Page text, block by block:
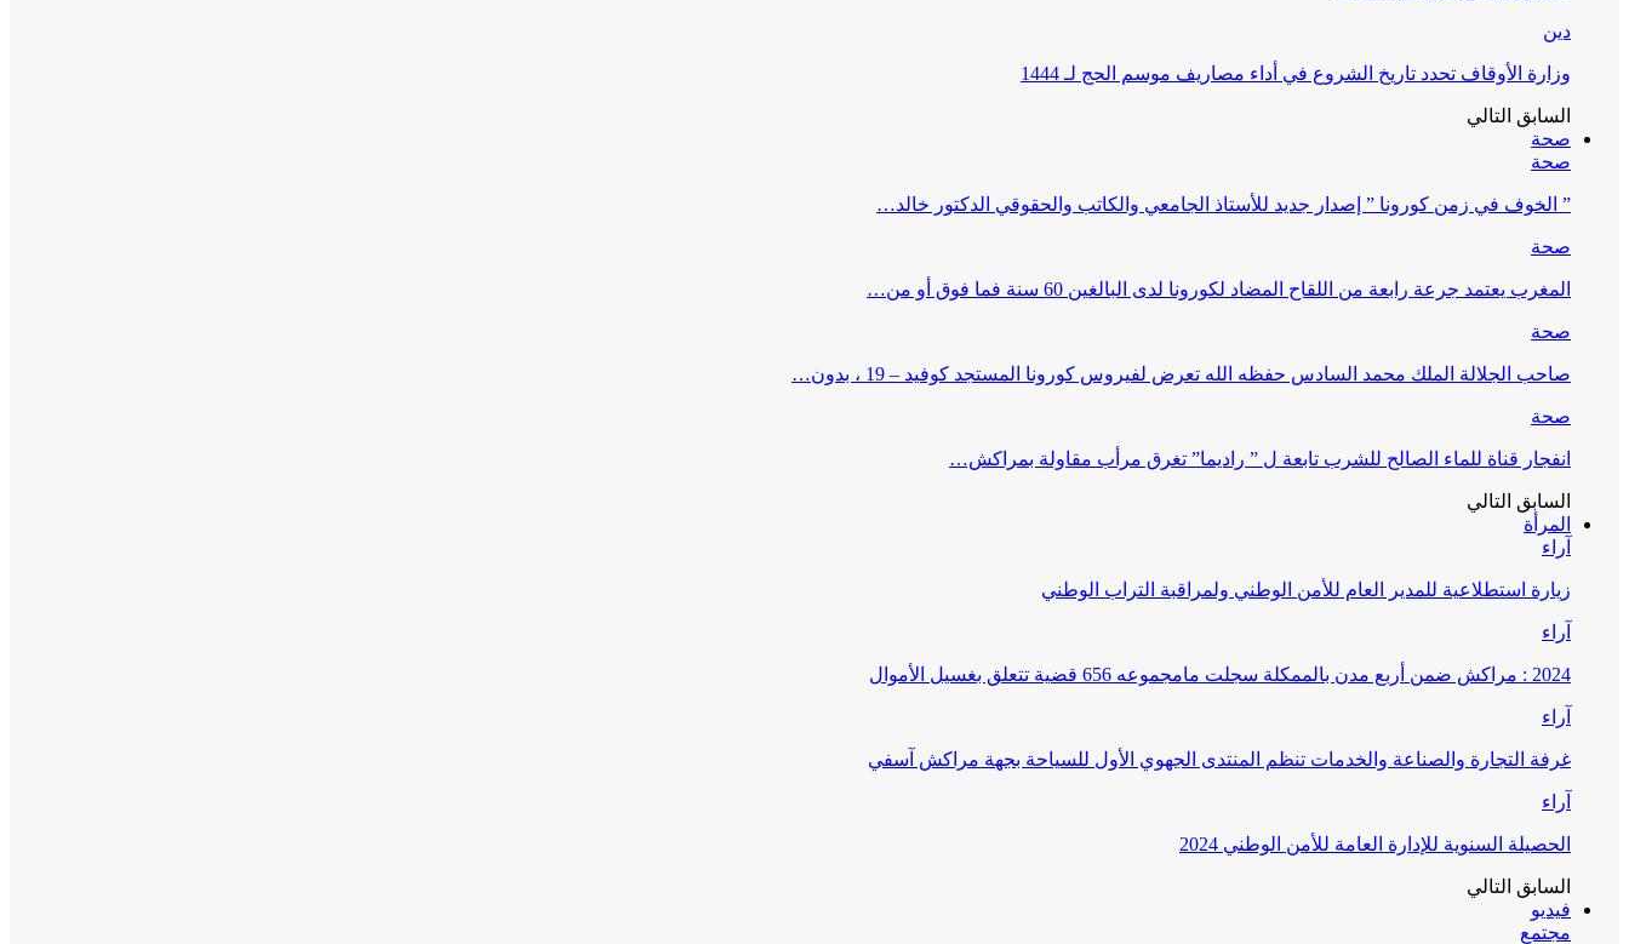
دين
وزارة الأوقاف تحدد تاريخ الشروع في أداء مصاريف موسم الحج لـ 1444
السابق التالي
صحة
صحة
” الخوف في زمن كورونا ” إصدار جديد للأستاذ الجامعي والكاتب والحقوقي الدكتور خالد…
صحة
المغرب يعتمد جرعة رابعة من اللقاح المضاد لكورونا لدى البالغين 60 سنة فما فوق أو من…
صحة
صاحب الجلالة الملك محمد السادس حفظه الله تعرض لفيروس كورونا المستجد كوفيد – 19 ، بدون…
صحة
انفجار قناة للماء الصالح للشرب تابعة ل ” راديما” تغرق مرأب مقاولة بمراكش…
السابق التالي
المرأة
آراء
زيارة استطلاعية للمدير العام للأمن الوطني ولمراقبة التراب الوطني
آراء
2024 : مراكش ضمن أربع مدن بالممكلة سجلت مامجموعه 656 قضية تتعلق بغسيل الأموال
آراء
غرفة التجارة والصناعة والخدمات تنظم المنتدى الجهوي الأول للسياحة بجهة مراكش آسفي
آراء
الحصيلة السنوية للإدارة العامة للأمن الوطني 2024
السابق التالي
فيديو
مجتمع